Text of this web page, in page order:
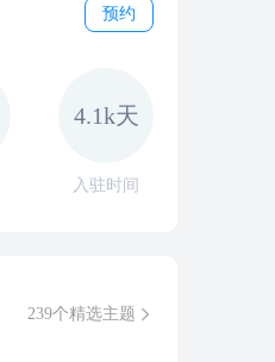
预约
4.1k天
入驻时间
239个精选主题